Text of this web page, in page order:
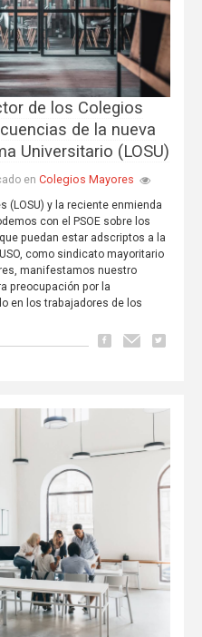
de los Colegios
de la nueva
Universitario (LOSU)
en Colegios Mayores
(LOSU) y la reciente enmienda
con el PSOE sobre los
puedan estar adscriptos a la
como sindicato mayoritario
manifestamos nuestro
preocupación por la
en los trabajadores de los